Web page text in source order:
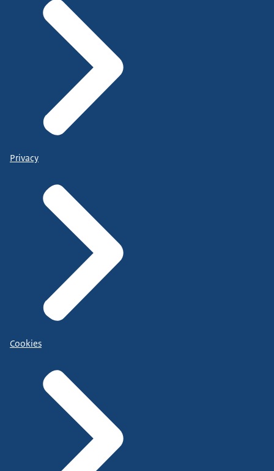
Privacy
Cookies